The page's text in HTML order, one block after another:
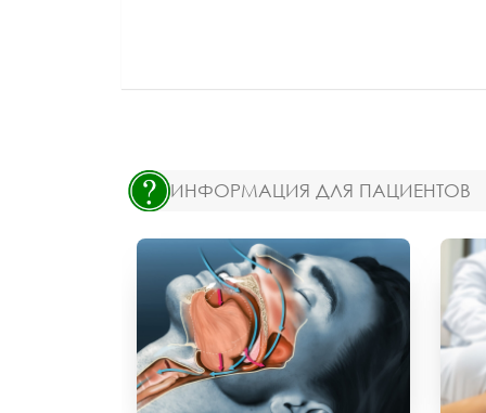
ИНФОРМАЦИЯ ДЛЯ ПАЦИЕНТОВ